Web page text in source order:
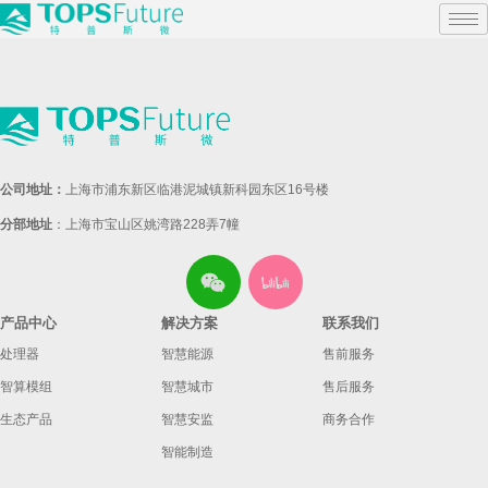
公司地址： 上海市浦东新区临港泥城镇新科园东区16号楼
分部地址 ：上海市宝山区姚湾路228弄7幢
产品中心
处理器
智算模组
生态产品
解决方案
智慧能源
智慧城市
智慧安监
智能制造
联系我们
售前服务
售后服务
商务合作